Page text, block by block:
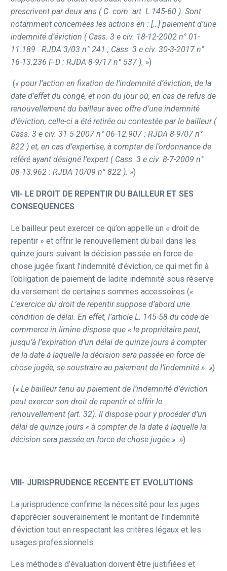
prescrivent par deux ans ( C. com. art. L 145-60 ). Sont
notamment concernées les actions en : […] paiement d’une
indemnité d’éviction ( Cass. 3 e civ. 18-12-2002 n° 01-
11.189 : RJDA 3/03 n° 241 ; Cass. 3 e civ. 30-3-2017 n°
16-13.236 F-D : RJDA 8-9/17 n° 537 ). »)
(« pour l’action en fixation de l’indemnité d’éviction, de la
date d’effet du congé, et non du jour où, en cas de refus de
renouvellement du bailleur avec offre d’une indemnité
d’éviction, celle-ci a été retirée ou contestée par le bailleur (
Cass. 3 e civ. 31-5-2007 n° 06-12.907 : RJDA 8-9/07 n°
822 ) et, en cas d’expertise, à compter de l’ordonnance de
référé ayant désigné l’expert ( Cass. 3 e civ. 8-7-2009 n°
08-13.962 : RJDA 10/09 n° 822 ). »)
VII- LE DROIT DE REPENTIR DU BAILLEUR ET SES
CONSEQUENCES
Le bailleur peut exercer ce qu’on appelle un « droit de
repentir » et offrir le renouvellement du bail dans les
quinze jours suivant la décision passée en force de
chose jugée fixant l’indemnité d’éviction, ce qui met fin à
l’obligation de paiement de ladite indemnité sous réserve
du versement de certaines sommes accessoires («
L’exercice du droit de repentir suppose d’abord une
condition de délai. En effet, l’article L. 145-58 du code de
commerce in limine dispose que « le propriétaire peut,
jusqu’à l’expiration d’un délai de quinze jours à compter
de la date à laquelle la décision sera passée en force de
chose jugée, se soustraire au paiement de l’indemnité ». »)
(« Le bailleur tenu au paiement de l’indemnité d’éviction
peut exercer son droit de repentir et offrir le
renouvellement (art. 32). Il dispose pour y procéder d’un
délai de quinze jours « à compter de la date à laquelle la
décision sera passée en force de chose jugée ». »)
VIII- JURISPRUDENCE RECENTE ET EVOLUTIONS
La jurisprudence confirme la nécessité pour les juges
d’apprécier souverainement le montant de l’indemnité
d’éviction tout en respectant les critères légaux et les
usages professionnels.
Les méthodes d’évaluation doivent être justifiées et